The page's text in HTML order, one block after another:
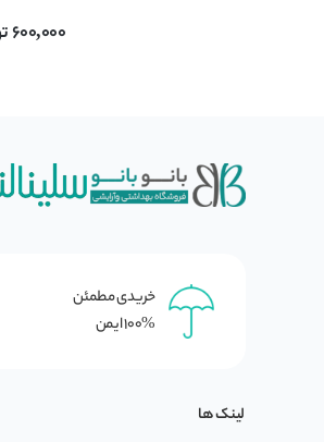
600,000
خریدی مطمئن
100% ایمن
لینک ها